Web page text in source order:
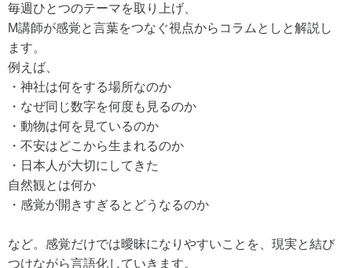
毎週ひとつのテーマを取り上げ、
M講師が感覚と言葉をつなぐ視点からコラムとしと解説し
ます。
例えば、
・神社は何をする場所なのか
・なぜ同じ数字を何度も見るのか
・動物は何を見ているのか
・不安はどこから生まれるのか
・日本人が大切にしてきた
自然観とは何か
・感覚が開きすぎるとどうなるのか
など。感覚だけでは曖昧になりやすいことを、現実と結び
つけながら言語化していきます。